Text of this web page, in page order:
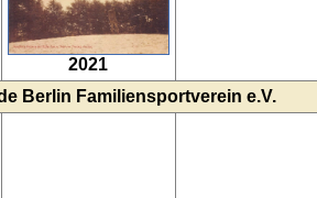
2021
Berlin Familiensportverein e.V.